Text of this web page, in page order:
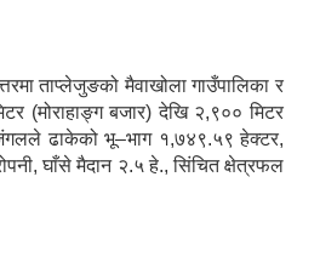
ताप्लेजुङको मैवाखोला गाउँपालिका र
(मोराहाङ्ग बजार) देखि २,९०० मिटर
ढाकेको भू–भाग १,७४९.५९ हेक्टर,
घाँसे मैदान २.५ हे., सिंचित क्षेत्रफल